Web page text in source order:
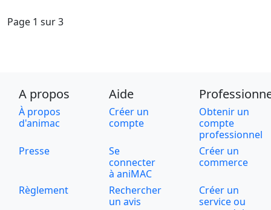
Page 1 sur 3
A propos Aide
À propos
d'animac
Créer un
compte
Obtenir un
compte
professionnel
Presse
Se
connecter
à aniMAC
Créer un
commerce
Règlement
Rechercher
un avis
Créer un
service ou